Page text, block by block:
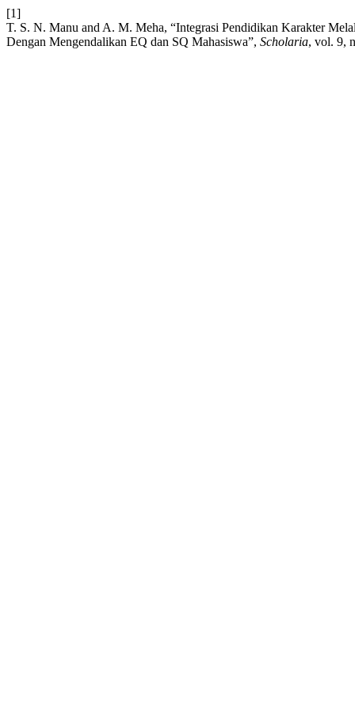
[1]
T. S. N. Manu and A. M. Meha, “Integrasi Pendidikan Karakter
Dengan Mengendalikan EQ dan SQ Mahasiswa”, Scholaria, vol. 9,